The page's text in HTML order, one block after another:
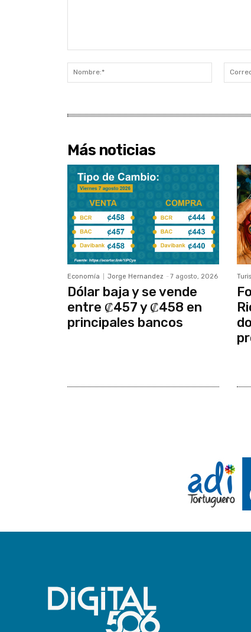
Nombre:*
Más noticias
Economía Jorge Hernandez - 7 agosto, 2026
Dólar baja y se vende
entre ₡457 y ₡458 en
principales bancos